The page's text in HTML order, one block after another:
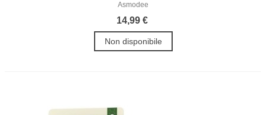
Asmodee
14,99 €
Non disponibile